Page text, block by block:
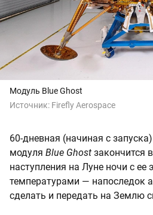
Модуль Blue Ghost
Источник: Firefly Aerospace
60-дневная (начиная с
модуля Blue Ghost закончится
наступления на Луне ночи с
температурами — напоследок
сделать и передать на Землю